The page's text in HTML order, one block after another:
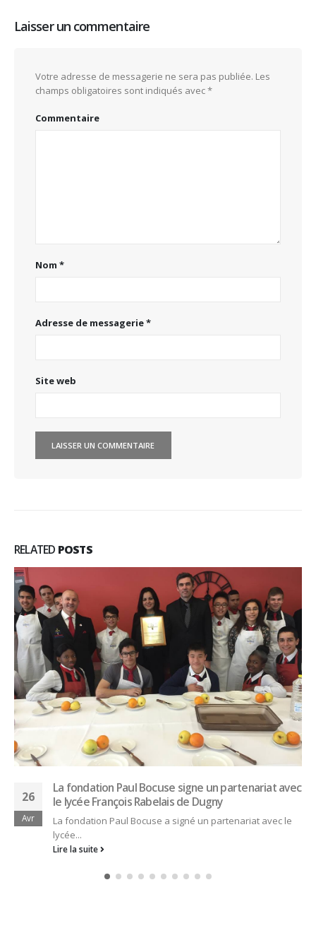
Laisser un commentaire
Votre adresse de messagerie ne sera pas publiée. Les
champs obligatoires sont indiqués avec*
Commentaire
Nom *
Adresse de messagerie*
Site web
RELATED POSTS
05
Camille Bouabdallah – Le Ritz Paris – Magazine Le
Chef
https://www.lechef.com/numeros/352/
Lire la suite